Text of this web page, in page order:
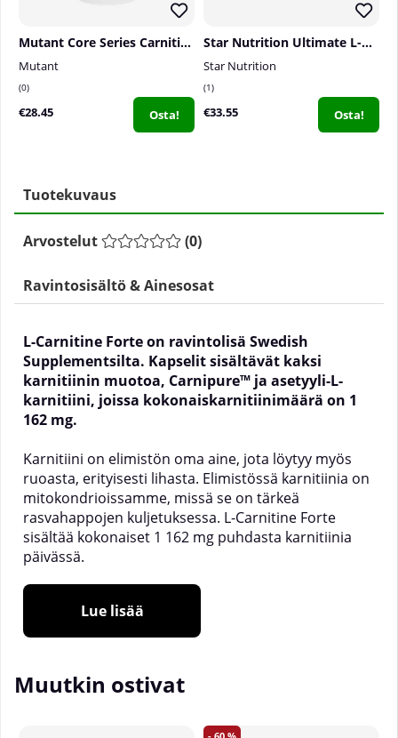
Mutant Core Series Carnitine, 90 caps
Mutant
0
€28.45 Osta!
Star Nutrition Ultimate L-Carnitine , 225 g
Star Nutrition
1
€33.55 Osta!
Tuotekuvaus
Arvostelut (0)
Ravintosisältö & Ainesosat
L-Carnitine Forte on ravintolisä Swedish
Supplementsilta. Kapselit sisältävät kaksi
karnitiinin muotoa, Carnipure™ ja asetyyli-L-
karnitiini, joissa kokonaiskarnitiinimäärä on 1
162 mg.
Karnitiini on elimistön oma aine, jota löytyy myös
ruoasta, erityisesti lihasta. Elimistössä karnitiinia on
mitokondrioissamme, missä se on tärkeä
rasvahappojen kuljetuksessa. L-Carnitine Forte
sisältää kokonaiset 1 162 mg puhdasta karnitiinia
päivässä.
Carnipure™ (L-karnitiini-L-tartraatti) ja asetyyli-
L-karnitiini
1 162 mg puhdasta karnitiinia päivässä
Karnitiini on elimistön oma aine, jota elimistö
Lue lisää
Muutkin ostivat